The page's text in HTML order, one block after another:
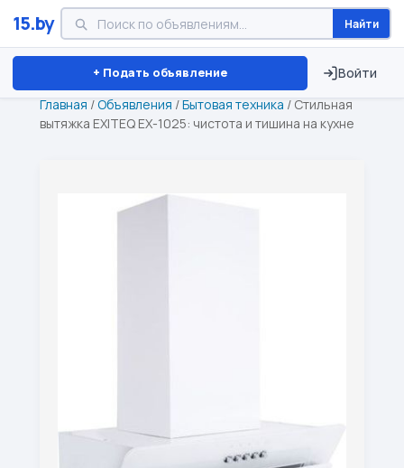
15.by Найти
+ Подать объявление Войти
Минск Витебск Брест ⏱ ТОЛЬКО 15 ДНЕЙ
Главная /Объявления /Бытовая техника / Стильная
вытяжка EXITEQ EX-1025: чистота и тишина на кухне